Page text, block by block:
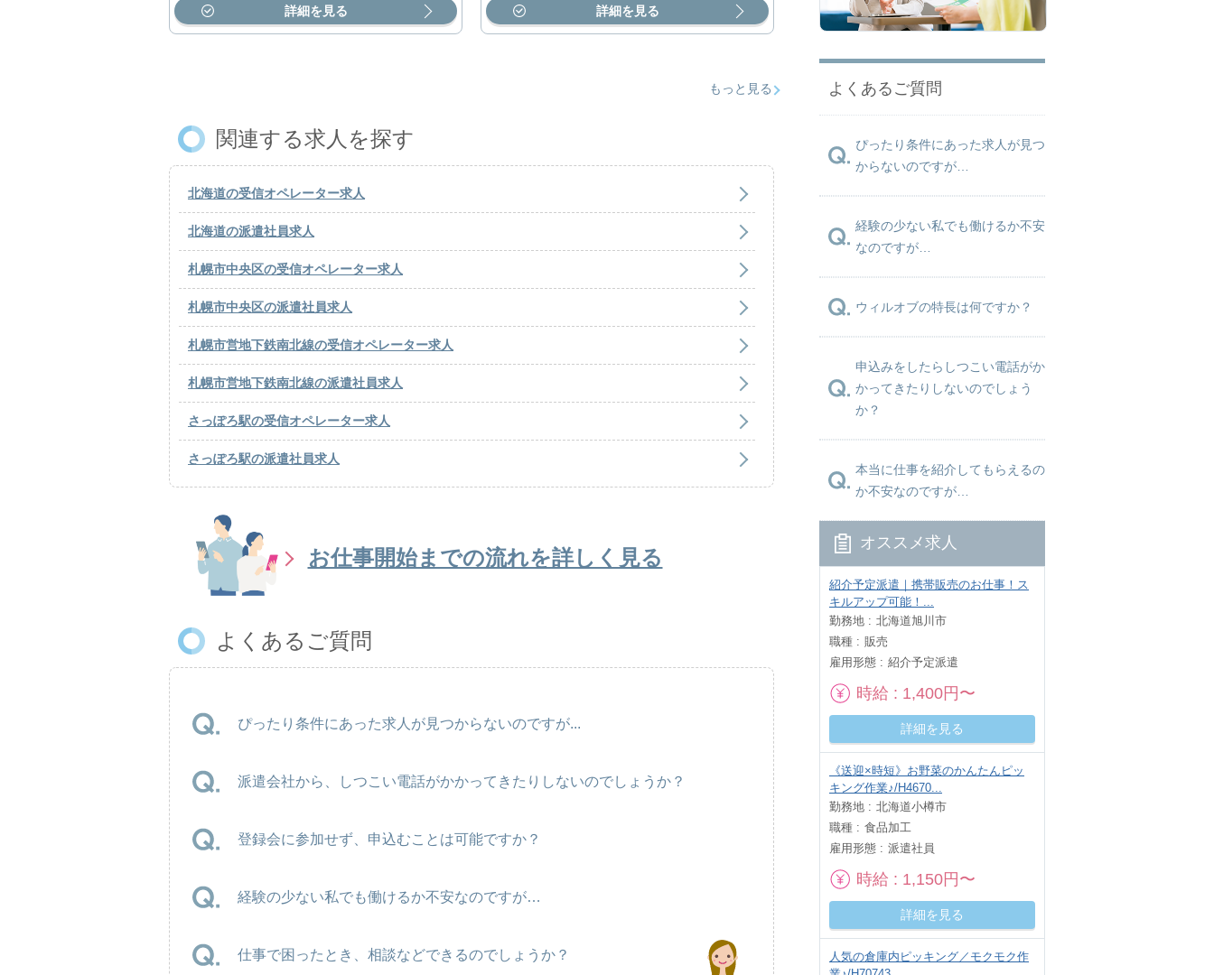
詳細を見る 詳細を見る
もっと見る
関連する求人を探す
北海道の受信オペレーター求人
北海道の派遣社員求人
札幌市中央区の受信オペレーター求人
札幌市中央区の派遣社員求人
札幌市営地下鉄南北線の受信オペレーター求人
札幌市営地下鉄南北線の派遣社員求人
さっぽろ駅の受信オペレーター求人
さっぽろ駅の派遣社員求人
お仕事開始までの流れを詳しく見る
よくあるご質問
ぴったり条件にあった求人が見つからないのですが...
派遣会社から、しつこい電話がかかってきたりしないのでしょうか？
登録会に参加せず、申込むことは可能ですか？
経験の少ない私でも働けるか不安なのですが…
仕事で困ったとき、相談などできるのでしょうか？
よくあるご質問
ぴったり条件にあった求人が見つ
からないのですが…
経験の少ない私でも働けるか不安
なのですが…
ウィルオブの特長は何ですか？
申込みをしたらしつこい電話がか
かってきたりしないのでしょう
か？
本当に仕事を紹介してもらえるの
か不安なのですが…
オススメ求人
紹介予定派遣｜携帯販売のお仕事！ス
キルアップ可能！...
勤務地
北海道旭川市
職種
販売
雇用形態
紹介予定派遣
時給 1,400円〜
詳細を見る
《送迎×時短》お野菜のかんたんピッ
キング作業♪/H4670...
勤務地
北海道小樽市
職種
食品加工
雇用形態
派遣社員
時給 1,150円〜
詳細を見る
人気の倉庫内ピッキング／モクモク作